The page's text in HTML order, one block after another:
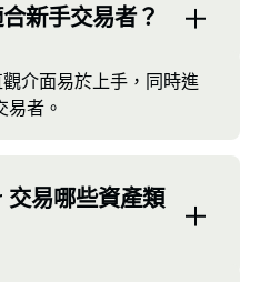
新手交易者？
介面易於上手，同時進
易者。
易哪些資產類